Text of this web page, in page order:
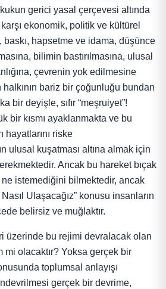
gerici yasal çerçevesi altında
ekonomik, politik ve kültürel
baskı, hapsetme ve idama, düşünce
bilimin bastırılmasına, ulusal
çevrenin yok edilmesine
halkının bariz bir çoğunluğu bundan
bir deyişle, sıfır “meşruiyet”!
bir kısmı ayaklanmakta ve bu
riske
ulusal kuşatması altına almak için
Ancak bu hareket bıçak
ne istemediğini bilmektedir, ancak
Ulaşacağız” konusu insanların
belirsiz ve muğlaktır.
üzerinde bu rejimi devralacak olan
mi olacaktır? Yoksa gerçek bir
toplumsal anlayışı
gerçek bir devrime,